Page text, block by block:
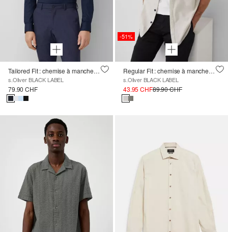
Tailored Fit : chemise à manches longues en Comfortstretch
s.Oliver BLACK LABEL
79.90 CHF
-51%
Regular Fit : chemise à manches courtes chinée en lin mélangé
s.Oliver BLACK LABEL
43.95 CHF89.90 CHF